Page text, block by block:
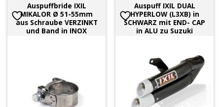
Auspuffbride IXIL
MIKALOR Ø 51-55mm
aus Schraube VERZINKT
und Band in INOX
Auspuff IXIL DUAL
HYPERLOW (L3XB) in
SCHWARZ mit END- CAP
in ALU zu Suzuki